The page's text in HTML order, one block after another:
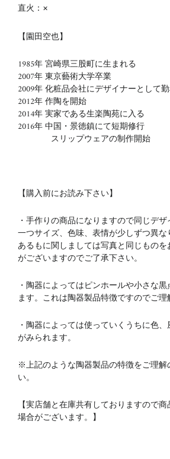
直火：×
【園田空也】
1985年 宮崎県三股町に生まれる
2007年 東京藝術大学卒業
2009年 化粧品会社にデザイナーとして
2012年 作陶を開始
2014年 実家である生楽陶苑に入る
2016年 中国・景徳鎮にて短期修行
スリップウェアの制作開始
【購入前にお読み下さい】
・手作りの商品になりますので同じデ
一つサイズ、色味、表情が少しずつ異
あるもに関しましては写真と同じもの
がございますのでご了承下さい。
・陶器によってはピンホールや小さな
ます。これは陶器製品特徴ですのでご理
・陶器によっては使っていくうちに色
がみられます。
※上記のような陶器製品の特徴をご理解
い。
【実店舗と在庫共有しておりますので
場合がございます。】